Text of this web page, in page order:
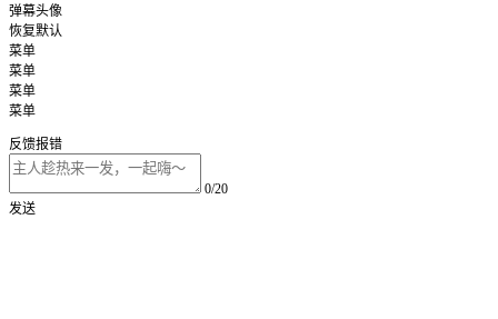
弹幕头像
恢复默认
菜单
菜单
菜单
菜单
反馈报错
0/20
发送